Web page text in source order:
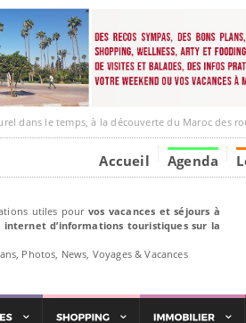
temps, à la découverte du Maroc des routes
Accueil Agenda
utiles pour vos vacances et séjours à
d’informations touristiques sur la
Photos, News, Voyages & Vacances